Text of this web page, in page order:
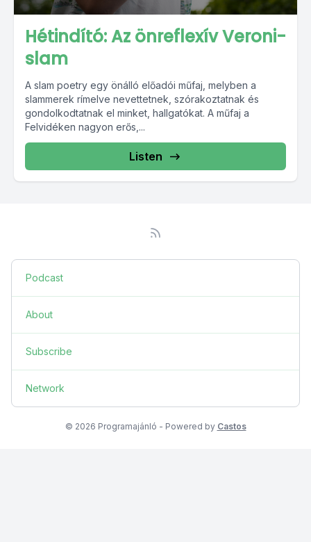
Hétindító: Az önreflexív Veroni-
slam
A slam poetry egy önálló előadói műfaj, melyben a
slammerek rímelve nevettetnek, szórakoztatnak és
gondolkodtatnak el minket, hallgatókat. A műfaj a
Felvidéken nagyon erős,...
Listen
Podcast
About
Subscribe
Network
© 2026 Programajánló - Powered by Castos